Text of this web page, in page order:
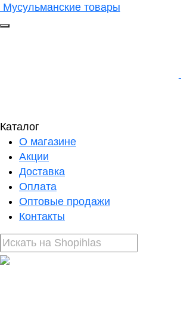
Мусульманские товары
Каталог
О магазине
Акции
Доставка
Оплата
Оптовые продажи
Контакты